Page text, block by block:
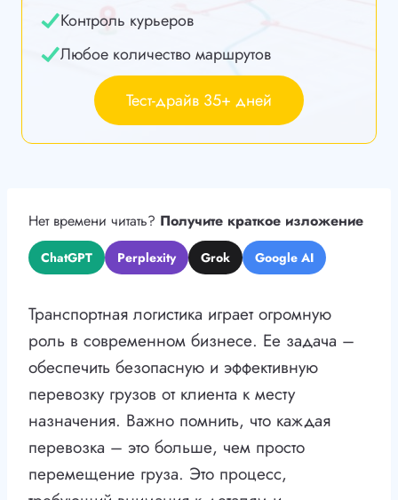
Контроль курьеров
Любое количество маршрутов
Тест-драйв 35+ дней
Нет времени читать? Получите краткое изложение
ChatGPT Perplexity Grok Google AI
Транспортная логистика играет огромную
роль в современном бизнесе. Ее задача –
обеспечить безопасную и эффективную
перевозку грузов от клиента к месту
назначения. Важно помнить, что каждая
перевозка – это больше, чем просто
перемещение груза. Это процесс,